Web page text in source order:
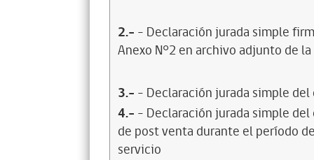
2.- - Declaración jurada simple
Anexo N°2 en archivo adjunto de
3.- - Declaración jurada simple
4.- - Declaración jurada simple
de post venta durante el período
servicio